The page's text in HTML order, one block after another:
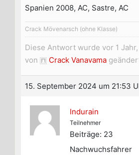
Spanien 2008, AC, Sastre, AC
Crack Mövenarsch (ohne Klasse)
Diese Antwort wurde vor 1
von
Crack Vanavama
15. September 2024 um 21:53
Indurain
Teilnehmer
Beiträge: 23
Nachwuchsfahrer